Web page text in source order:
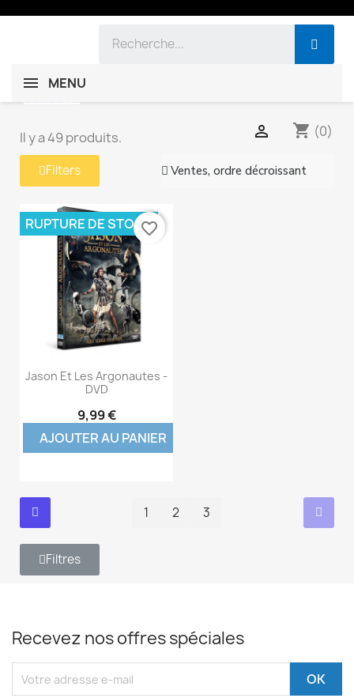
 shopping_cart (0)
MENU
Filtres
Il y a 49 produits.
Filters
Jason Et Les Argonautes -
DVD
9,99 €
AJOUTER AU PANIER
RUPTURE DE STOCK
favorite_border
1 2 3
Recevez nos offres spéciales